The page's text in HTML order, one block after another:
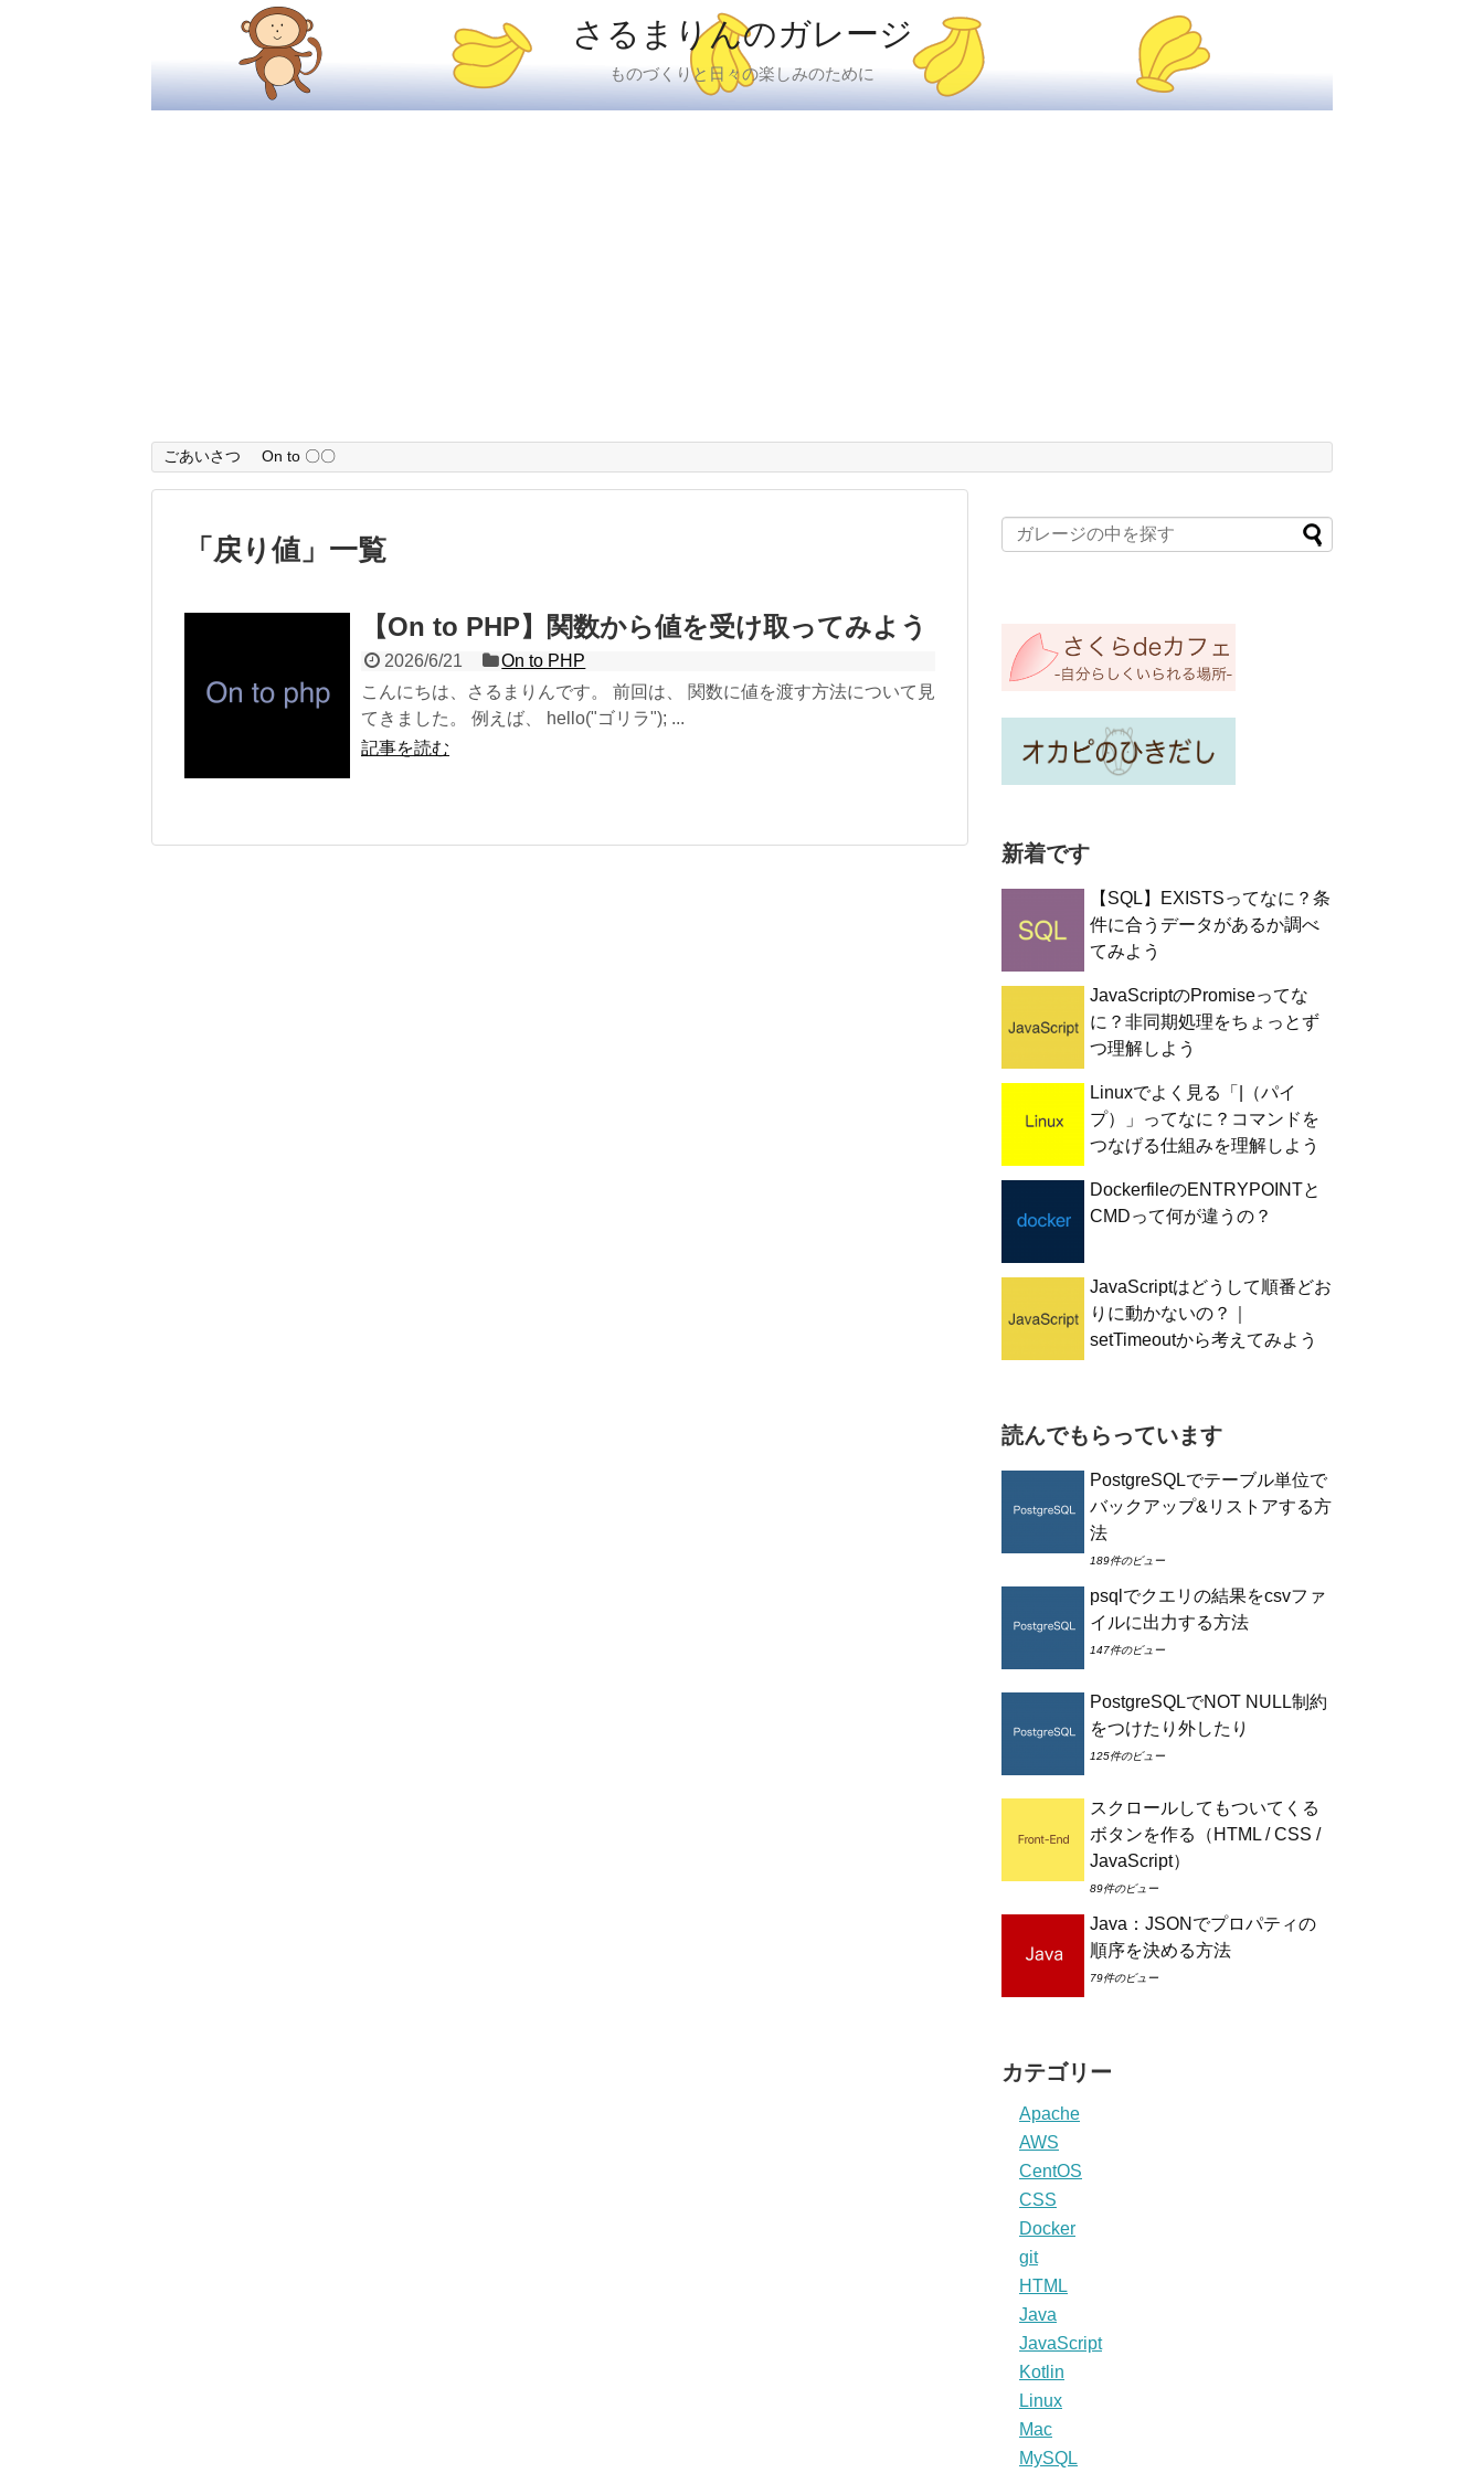
さるまりんのガレージ
ものづくりと日々の楽しみのために
ごあいさつ On to 〇〇
「 戻り値 」 一覧
【On to PHP】関数から値を受け取ってみよう
2026/6/21
On to PHP
こんにちは、さるまりんです。 前回は、 関数に値を渡す方法について見
てきました。 例えば、 hello("ゴリラ"); ...
記事を読む
新着です
【SQL】EXISTSってなに？条
件に合うデータがあるか調べ
てみよう
JavaScriptのPromiseってな
に？非同期処理をちょっとず
つ理解しよう
Linuxでよく見る「|（パイ
プ）」ってなに？コマンドを
つなげる仕組みを理解しよう
DockerfileのENTRYPOINTと
CMDって何が違うの？
JavaScriptはどうして順番どお
りに動かないの？｜
setTimeoutから考えてみよう
読んでもらっています
PostgreSQLでテーブル単位で
バックアップ&リストアする方
法
189件のビュー
psqlでクエリの結果をcsvファ
イルに出力する方法
147件のビュー
PostgreSQLでNOT NULL制約
をつけたり外したり
125件のビュー
スクロールしてもついてくる
ボタンを作る（HTML / CSS /
JavaScript）
89件のビュー
Java：JSONでプロパティの
順序を決める方法
79件のビュー
カテゴリー
Apache
AWS
CentOS
CSS
Docker
git
HTML
Java
JavaScript
Kotlin
Linux
Mac
MySQL